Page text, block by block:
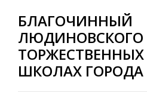
БЛАГОЧИННЫЙ
ЛЮДИНОВСКОГО
ШКОЛАХ